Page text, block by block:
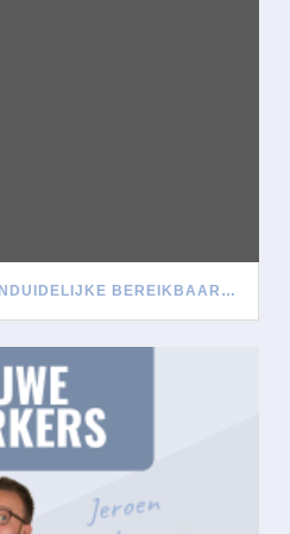
ZEG ‘HO HO HO’ TEGEN ONDUIDELIJKE BEREIKBAARHEID TIJDENS DE FEESTDAGEN